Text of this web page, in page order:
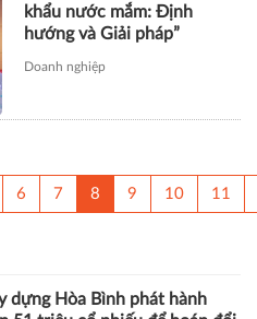
khẩu nước mắm: Định
hướng và Giải pháp”
Doanh nghiệp
6 7 8 9 10 11
dựng Hòa Bình phát hành